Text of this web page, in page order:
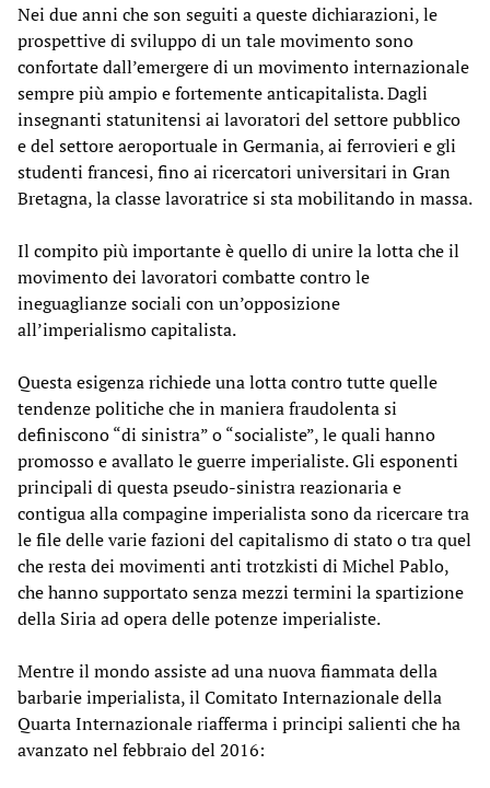
Nei due anni che son seguiti a queste dichiarazioni, le
prospettive di sviluppo di un tale movimento sono
confortate dall’emergere di un movimento internazionale
sempre più ampio e fortemente anticapitalista. Dagli
insegnanti statunitensi ai lavoratori del settore pubblico
e del settore aeroportuale in Germania, ai ferrovieri e gli
studenti francesi, fino ai ricercatori universitari in Gran
Bretagna, la classe lavoratrice si sta mobilitando in massa.
Il compito più importante è quello di unire la lotta che il
movimento dei lavoratori combatte contro le
ineguaglianze sociali con un’opposizione
all’imperialismo capitalista.
Questa esigenza richiede una lotta contro tutte quelle
tendenze politiche che in maniera fraudolenta si
definiscono “di sinistra” o “socialiste”, le quali hanno
promosso e avallato le guerre imperialiste. Gli esponenti
principali di questa pseudo-sinistra reazionaria e
contigua alla compagine imperialista sono da ricercare tra
le file delle varie fazioni del capitalismo di stato o tra quel
che resta dei movimenti anti trotzkisti di Michel Pablo,
che hanno supportato senza mezzi termini la spartizione
della Siria ad opera delle potenze imperialiste.
Mentre il mondo assiste ad una nuova fiammata della
barbarie imperialista, il Comitato Internazionale della
Quarta Internazionale riafferma i principi salienti che ha
avanzato nel febbraio del 2016: